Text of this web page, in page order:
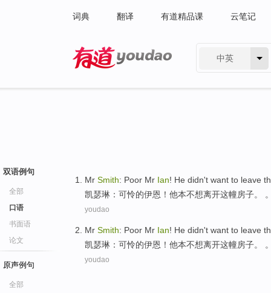
词典 翻译 有道精品课 云笔记
中英
双语例句
全部
口语
书面语
论文
原声例句
全部
Mr Smith: Poor Mr Ian! He didn't want to leave
凯瑟琳 ： 可怜的伊恩 ！ 他本不想离开这幢房子。
youdao
Mr Smith: Poor Mr Ian! He didn't want to leave
凯瑟琳 ： 可怜的伊恩 ！ 他本不想离开这幢房子。
youdao